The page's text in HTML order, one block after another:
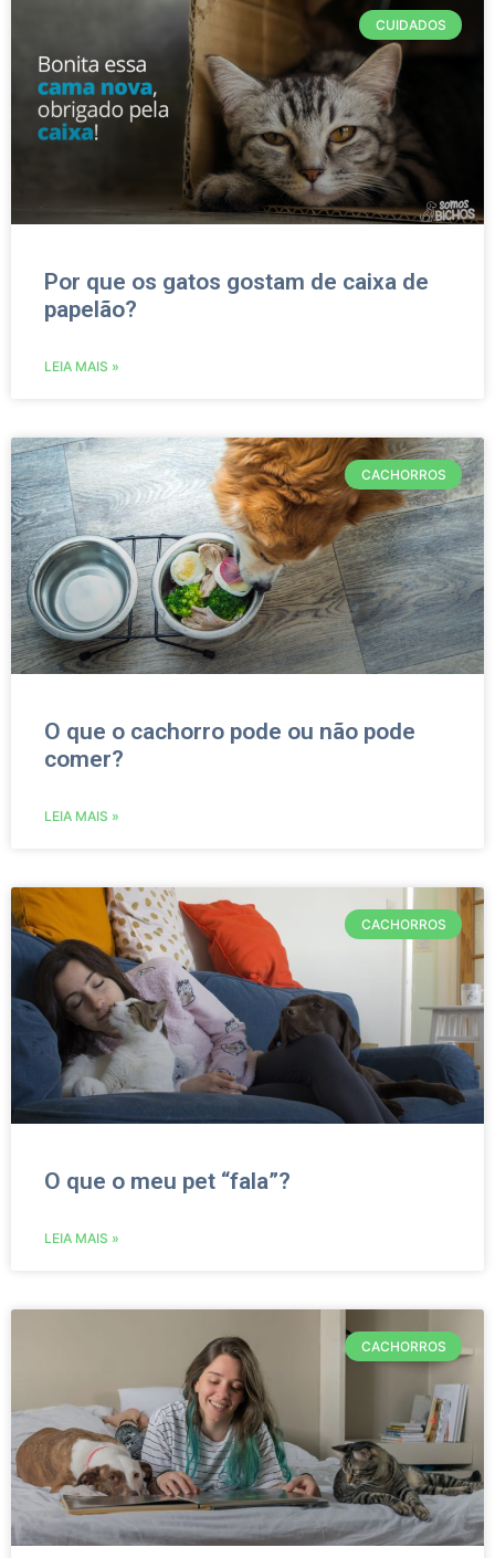
CUIDADOS
Por que os gatos gostam de caixa de
papelão?
LEIA MAIS »
CACHORROS
O que o cachorro pode ou não pode
comer?
LEIA MAIS »
CACHORROS
O que o meu pet “fala”?
LEIA MAIS »
CACHORROS